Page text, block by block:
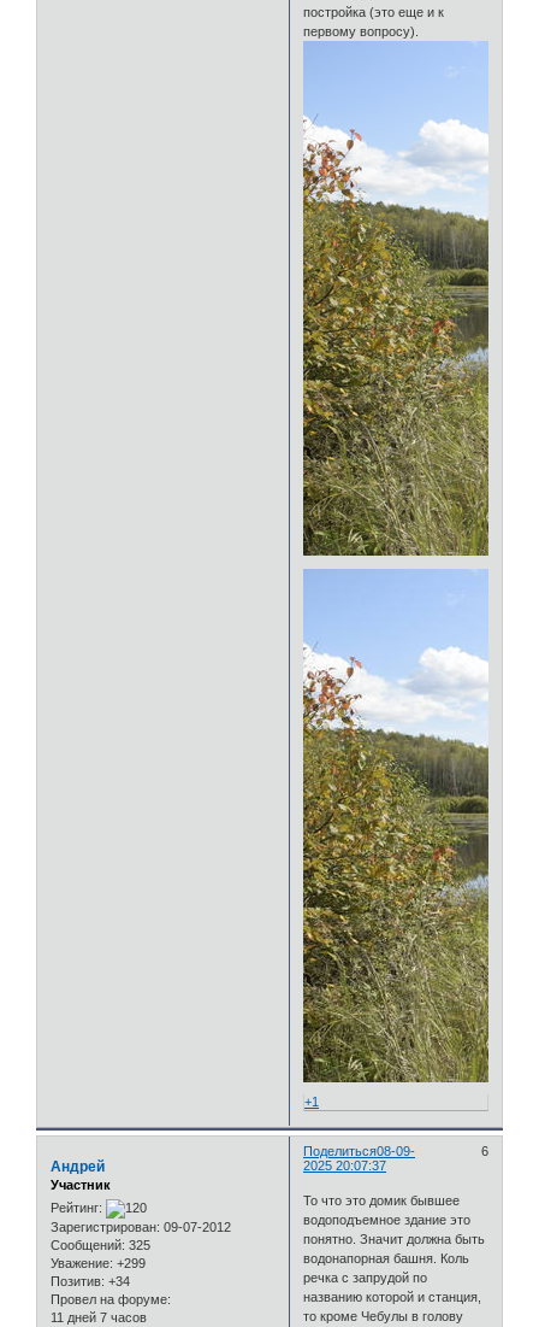
постройка (это еще и к
первому вопросу).
+1
Поделиться 6
08-09-
2025 20:07:37
Андрей
Участник
Рейтинг:
Зарегистрирован: 09-07-2012
Сообщений: 325
Уважение: +299
Позитив: +34
Провел на форуме:
11 дней 7 часов
То что это домик бывшее
водоподъемное здание это
понятно. Значит должна быть
водонапорная башня. Коль
речка с запрудой по
названию которой и станция,
то кроме Чебулы в голову